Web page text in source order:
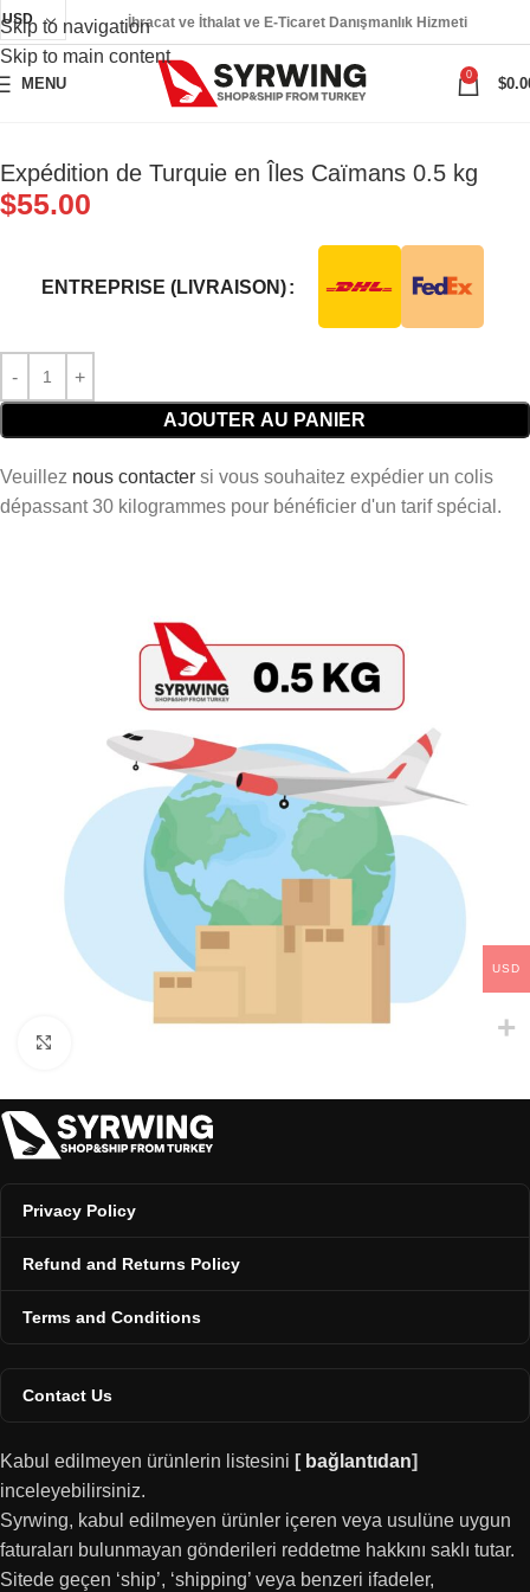
Skip to navigation
Skip to main content
USD İhracat ve İthalat ve E-Ticaret Danışmanlık Hizmeti
MENU
0
$
Expédition de Turquie en Îles Caïmans 0.5 kg
$55.00
ENTREPRISE (LIVRAISON)
AJOUTER AU PANIER
Veuillez nous contacter si vous souhaitez expédier un colis
dépassant 30 kilogrammes pour bénéficier d'un tarif spécial.
Privacy Policy
Refund and Returns Policy
Terms and Conditions
Contact Us
Kabul edilmeyen ürünlerin listesini [ bağlantıdan]
inceleyebilirsiniz.
Syrwing, kabul edilmeyen ürünler içeren veya usulüne uygun
faturaları bulunmayan gönderileri reddetme hakkını saklı tutar.
Sitede geçen ‘ship’, ‘shipping’ veya benzeri ifadeler,
USD